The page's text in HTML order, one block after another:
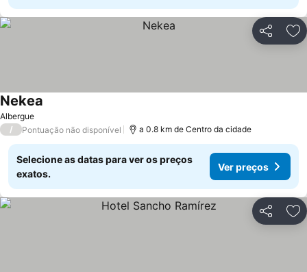
Partilhar
Albergue
Nekea
/ Pontuação não disponível a 0.8 km de Centro da cidade
Selecione as datas para ver os preços
exatos.
Ver preços
Partilhar